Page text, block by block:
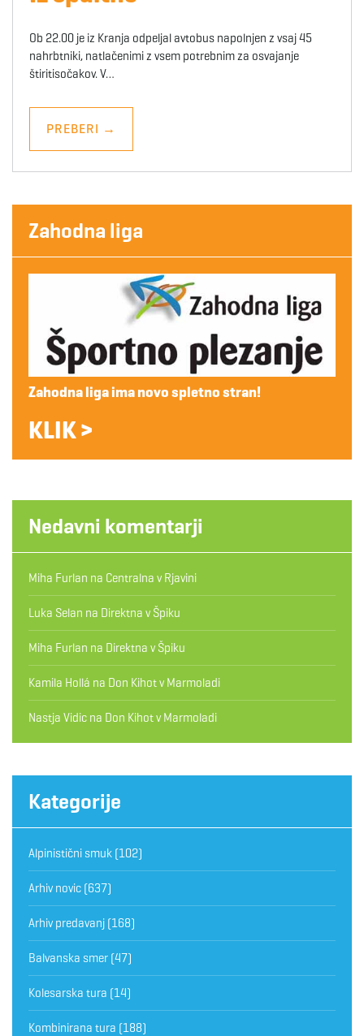
Ob 22.00 je iz Kranja odpeljal avtobus napolnjen z vsaj 45
nahrbtniki, natlačenimi z vsem potrebnim za osvajanje
štiritisočakov. V…
PREBERI →
Zahodna liga
Zahodna liga ima novo spletno stran!
KLIK >
Nedavni komentarji
Miha Furlan na Centralna v Rjavini
Luka Selan na Direktna v Špiku
Miha Furlan na Direktna v Špiku
Kamila Hollá na Don Kihot v Marmoladi
Nastja Vidic na Don Kihot v Marmoladi
Kategorije
Alpinistični smuk (102)
Arhiv novic (637)
Arhiv predavanj (168)
Balvanska smer (47)
Kolesarska tura (14)
Kombinirana tura (188)